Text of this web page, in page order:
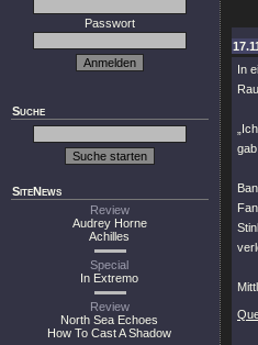
Passwort
Suche
SiteNews
Review
Audrey Horne
Achilles
Special
In Extremo
Review
North Sea Echoes
How To Cast A Shadow
In